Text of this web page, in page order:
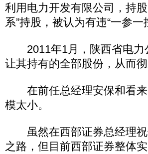
利用电力开发有限公司，持
系”持股，被认为有违“一参一
2011年1月，陕西省电力
让其持有的全部股份，从而
在前任总经理安保和看来
模太小。
虽然在西部证券总经理祝
之路，但目前西部证券整体